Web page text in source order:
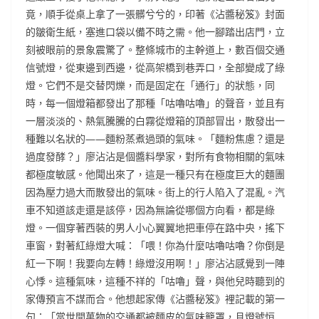
竟，順手從桌上拿了一張髒兮兮的，印著《沾醬秘笈》封面
的皺衛生紙，塞進口袋以備不時之需。他一腳踏出店門，立
刻被眼前的景象震驚了。整條城市的主幹道上，數百個交通
信號燈，從東邊到西邊，從高架橋到巷弄口，全部變成了綠
燈。它們不是交替閃爍，而是固定在「通行」的狀態，同
時，每一個燈箱都發出了那種「咕嚕咕嚕」的聲音，並且有
一層淡淡的、熱氣騰騰的白霧從燈箱的頂部冒出，散發出一
種難以名狀的——麵粉蒸煮過頭的氣味。「麵粉焦慮？還是
過度發酵？」廖沾沾是個醬料學家，對所有食物相關的氣味
都極度敏感。他聞出來了，這是一種只有在極度巨大的麵團
因為壓力過大而散發出的氣味。街上的行人陷入了混亂。汽
車不知道該走還是該停，因為無論從哪個方向看，都是綠
燈。一個穿著西裝的男人小心翼翼地把車停在路中央，搖下
車窗，對著紅綠燈大喊：「喂！你為什麼咕嚕咕嚕？你倒是
紅一下啊！我要向左轉！綠燈沒用啊！」廖沾沾感覺到一陣
心悸。這種氣味，這種不祥的「咕嚕」聲，與他兒時聽到的
家傳預言不謀而合。他想起家傳《沾醬秘笈》裡記載的第一